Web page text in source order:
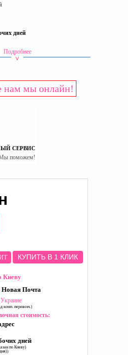
дней
Силиконизированное волокно
Украина
Подробнее
нам мы онлайн!
СЕРВИС
Мы поможем!
КУПИТЬ В 1 КЛИК
Киеву
Новая Почта
комп. перевозч.)
стоимость:
дней
по Киеву)